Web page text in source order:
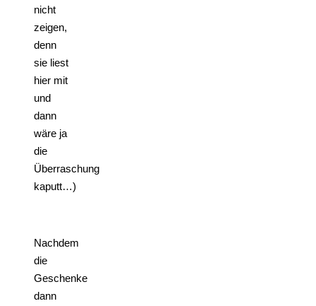
nicht
zeigen,
denn
sie liest
hier mit
und
dann
wäre ja
die
Überraschung
kaputt…)
Nachdem
die
Geschenke
dann